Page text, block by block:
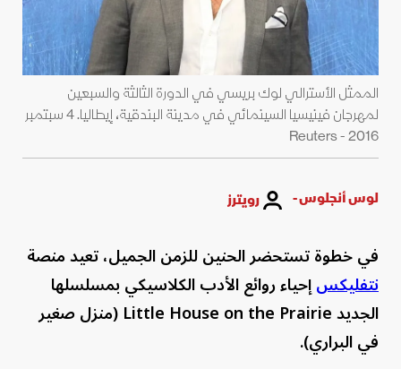
الممثل الأسترالي لوك بريسي في الدورة الثالثة والسبعين
لمهرجان فينيسيا السينمائي في مدينة البندقية، إيطاليا. 4 سبتمبر
2016 - Reuters
لوس أنجلوس - رويترز
في خطوة تستحضر الحنين للزمن الجميل، تعيد منصة
نتفليكسإحياء روائع الأدب الكلاسيكي بمسلسلها
الجديد Little House on the Prairie (منزل صغير
في البراري).